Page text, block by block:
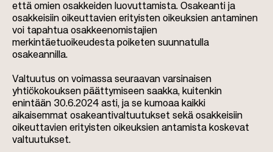
että omien osakkeiden luovuttamista. Osakeanti ja
osakkeisiin oikeuttavien erityisten oikeuksien antaminen
voi tapahtua osakkeenomistajien
merkintäetuoikeudesta poiketen suunnatulla
osakeannilla.
Valtuutus on voimassa seuraavan varsinaisen
yhtiökokouksen päättymiseen saakka, kuitenkin
enintään 30.6.2024 asti, ja se kumoaa kaikki
aikaisemmat osakeantivaltuutukset sekä osakkeisiin
oikeuttavien erityisten oikeuksien antamista koskevat
valtuutukset.